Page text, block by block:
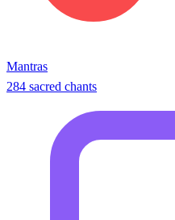
Mantras
284 sacred chants